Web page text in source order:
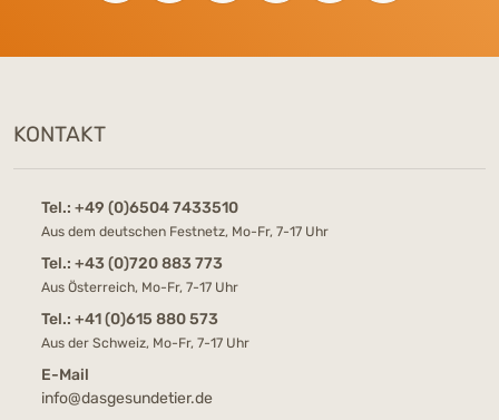
KONTAKT
Tel.: +49 (0)6504 7433510
Aus dem deutschen Festnetz, Mo-Fr, 7-17 Uhr
Tel.: +43 (0)720 883 773
Aus Österreich, Mo-Fr, 7-17 Uhr
Tel.: +41 (0)615 880 573
Aus der Schweiz, Mo-Fr, 7-17 Uhr
E-Mail
info@dasgesundetier.de